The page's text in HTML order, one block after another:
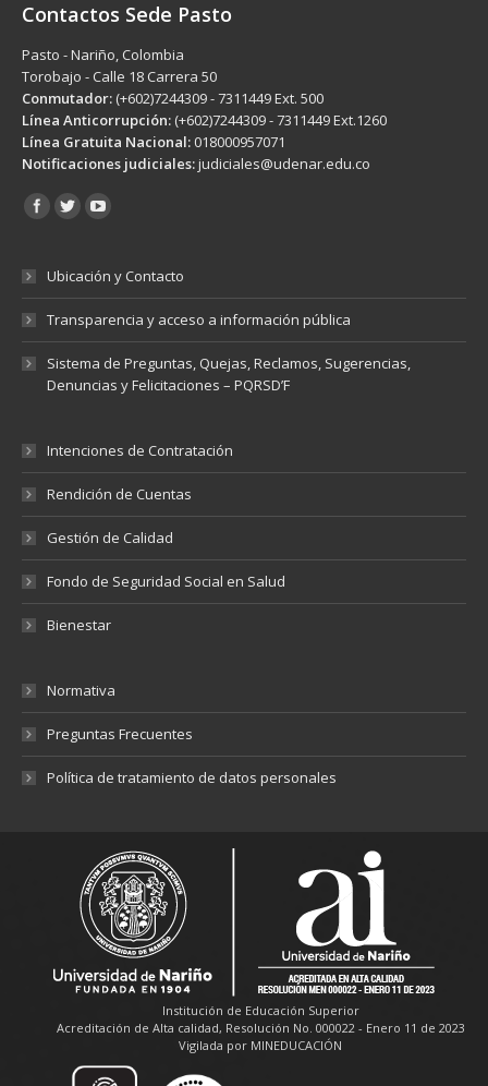
Contactos Sede Pasto
Pasto - Nariño, Colombia
Torobajo - Calle 18 Carrera 50
Conmutador: (+602)7244309 - 7311449 Ext. 500
Línea Anticorrupción: (+602)7244309 - 7311449 Ext.1260
Línea Gratuita Nacional: 018000957071
Notificaciones judiciales:judiciales@udenar.edu.co
Encuéntranos en:
Ubicación y Contacto
Transparencia y acceso a información pública
Sistema de Preguntas, Quejas, Reclamos, Sugerencias,
Denuncias y Felicitaciones – PQRSD’F
Intenciones de Contratación
Rendición de Cuentas
Gestión de Calidad
Fondo de Seguridad Social en Salud
Bienestar
Normativa
Preguntas Frecuentes
Política de tratamiento de datos personales
Institución de Educación Superior
Acreditación de Alta calidad, Resolución No. 000022 - Enero 11 de 2023
Vigilada por MINEDUCACIÓN